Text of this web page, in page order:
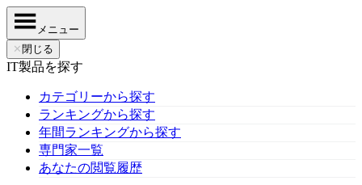
メニュー
✕ 閉じる
IT製品を探す
カテゴリーから探す
ランキングから探す
年間ランキングから探す
専門家一覧
あなたの閲覧履歴